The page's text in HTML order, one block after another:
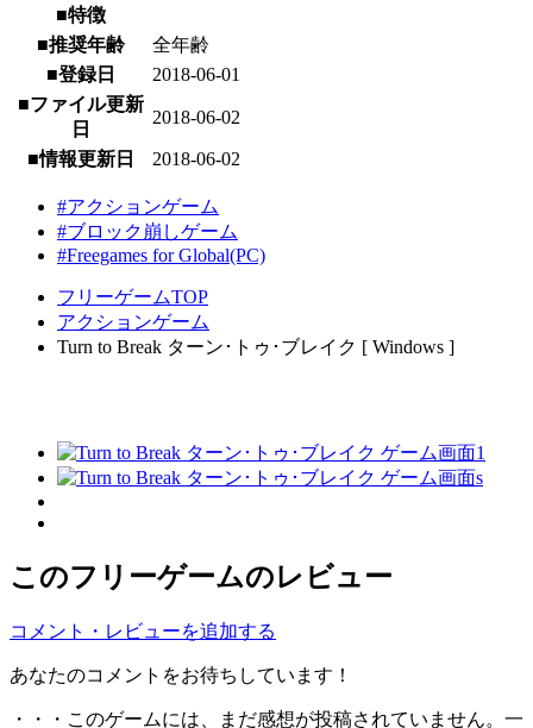
■特徴
■推奨年齢
全年齢
■登録日
2018-06-01
■ファイル更新
日
2018-06-02
■情報更新日 2018-06-02
#アクションゲーム
#ブロック崩しゲーム
#Freegames for Global(PC)
フリーゲームTOP
アクションゲーム
Turn to Break ターン･トゥ･ブレイク [ Windows ]
このフリーゲームのレビュー
コメント・レビューを追加する
あなたのコメントをお待ちしています！
・・・このゲームには、まだ感想が投稿されていません。一